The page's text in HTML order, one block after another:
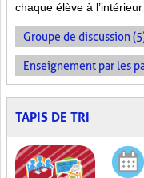
chaque élève à
Groupe de discussion
Enseignement par les
TAPIS DE TRI